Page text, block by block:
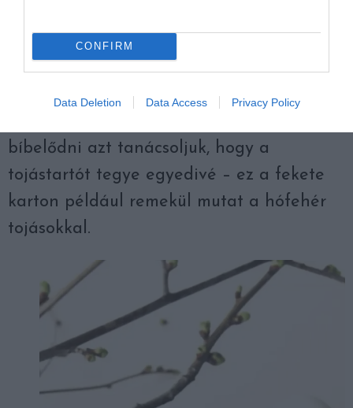
CONFIRM
Data Deletion Data Access Privacy Policy
bíbelődni azt tanácsoljuk, hogy a
tojástartót tegye egyedivé – ez a fekete
karton például remekül mutat a hófehér
tojásokkal.